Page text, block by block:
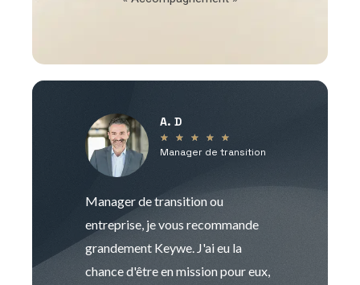
A. D
★ ★ ★ ★ ★
Manager de transition
Manager de transition ou
entreprise, je vous recommande
grandement Keywe. J'ai eu la
chance d'être en mission pour eux,